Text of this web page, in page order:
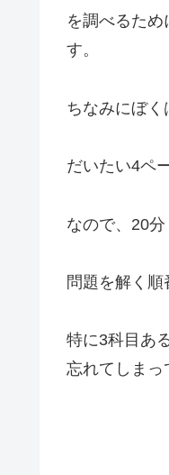
を調べるた
す。
ちなみにぼく
だいたい4ペ
なので、20
問題を解く順
特に3科目あ
忘れてしまっ